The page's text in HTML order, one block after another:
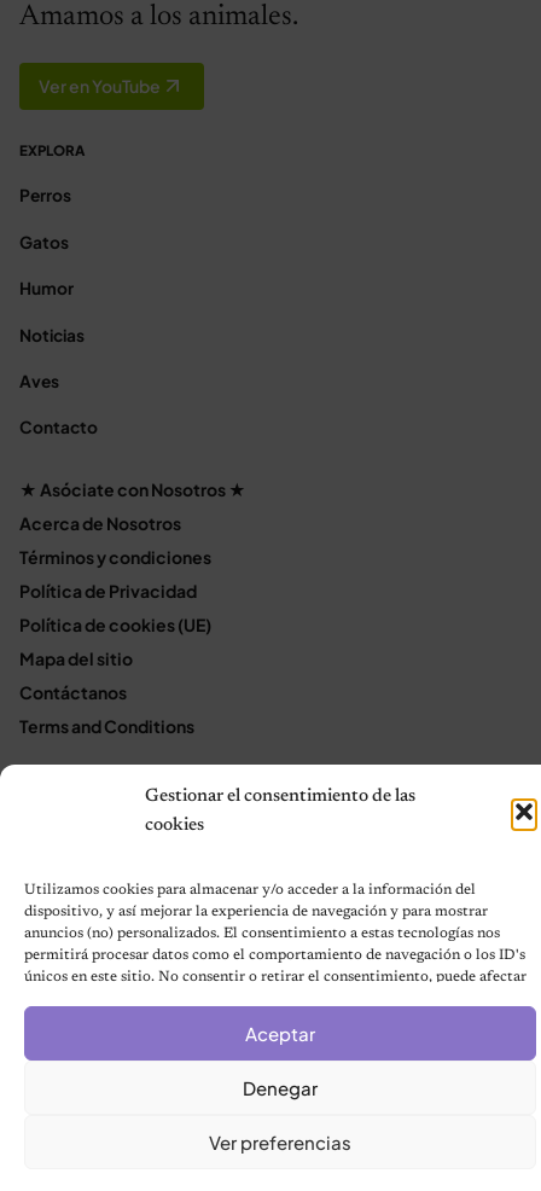
Gestionar el consentimiento de las
cookies
Utilizamos cookies para almacenar y/o acceder a la información del
dispositivo, y así mejorar la experiencia de navegación y para mostrar
anuncios (no) personalizados. El consentimiento a estas tecnologías nos
permitirá procesar datos como el comportamiento de navegación o los ID's
únicos en este sitio. No consentir o retirar el consentimiento, puede afectar
Aceptar
Denegar
Ver preferencias
Amamos a los animales.
Ver en YouTube
EXPLORA
Perros
Gatos
Humor
Noticias
Aves
Contacto
★ Asóciate con Nosotros ★
Acerca de Nosotros
Términos y condiciones
Política de Privacidad
Política de cookies (UE)
Mapa del sitio
Contáctanos
Terms and Conditions
© 2026 Notas de Mascotas